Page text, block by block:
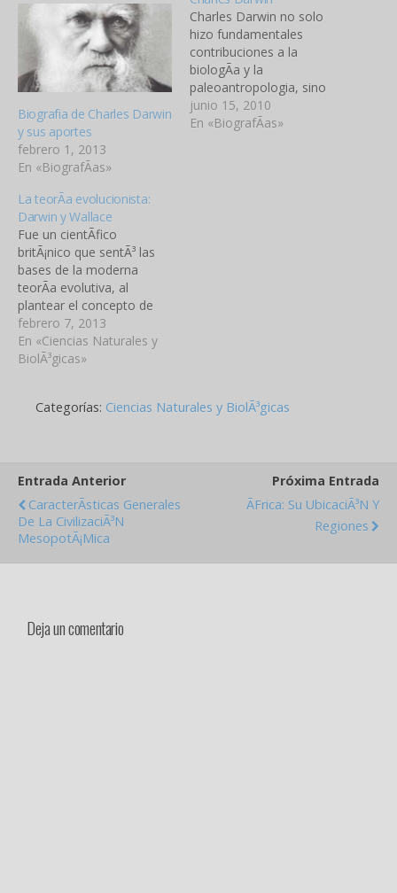
Biografia de Charles Darwin
y sus aportes
febrero 1, 2013
En «BiografÃ­as»
Charles Darwin no solo
hizo fundamentales
contribuciones a la
biologÃ­a y la
paleoantropologia, sino
que tambiÃ©n hizo
importantes aportes a las
junio 15, 2010
En «BiografÃ­as»
La teorÃ­a evolucionista:
Darwin y Wallace
Fue un cientÃ­fico
britÃ¡nico que sentÃ³ las
bases de la moderna
teorÃ­a evolutiva, al
plantear el concepto de
que todas las formas de
vida se han desarrollado a
travÃ©s de un lento
una influencia decisiva
febrero 7, 2013
En «Ciencias Naturales y
BiolÃ³gicas»
Categorías: Ciencias Naturales y BiolÃ³gicas
Entrada Anterior
CaracterÃ­sticas Generales
De La CivilizaciÃ³n
MesopotÃ¡mica
Próxima Entrada
Ãfrica: Su UbicaciÃ³n Y
Regiones
Deja un comentario